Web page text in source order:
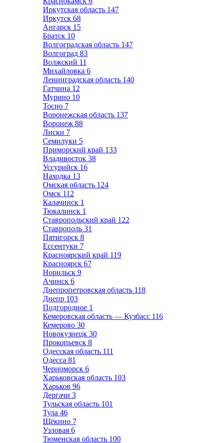
Иркутская область 147
Иркутск 68
Ангарск 15
Братск 10
Волгоградская область 147
Волгоград 83
Волжский 11
Михайловка 6
Ленинградская область 140
Гатчина 12
Мурино 10
Тосно 7
Воронежская область 137
Воронеж 88
Лиски 7
Семилуки 5
Приморский край 133
Владивосток 38
Уссурийск 16
Находка 13
Омская область 124
Омск 112
Калачинск 1
Тюкалинск 1
Ставропольский край 122
Ставрополь 31
Пятигорск 8
Ессентуки 7
Красноярский край 119
Красноярск 67
Норильск 9
Ачинск 6
Днепропетровская область 118
Днепр 103
Подгородное 1
Кемеровская область — Кузбасс 116
Кемерово 30
Новокузнецк 30
Прокопьевск 8
Одесская область 111
Одесса 81
Черноморск 6
Харьковская область 103
Харьков 96
Дергачи 3
Тульская область 101
Тула 46
Щёкино 7
Узловая 6
Тюменская область 100